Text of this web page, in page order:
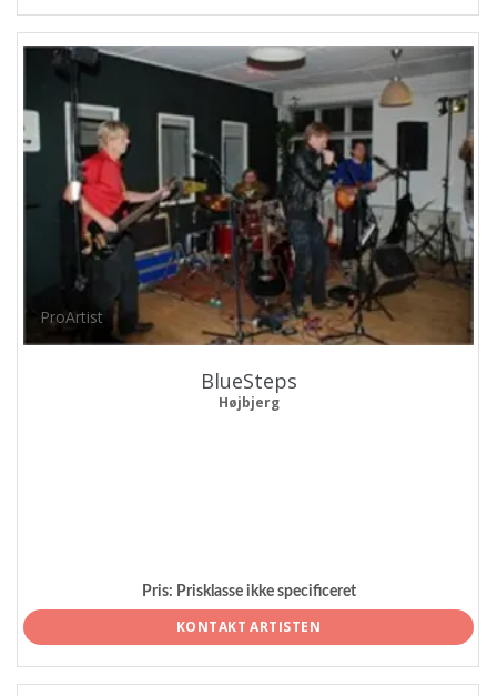
ProArtist
BlueSteps
Højbjerg
Pris: Prisklasse ikke specificeret
KONTAKT ARTISTEN